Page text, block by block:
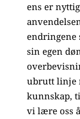
ens er
endringene
sin egen
ubrutt linje
kunnskap,
vi lære oss